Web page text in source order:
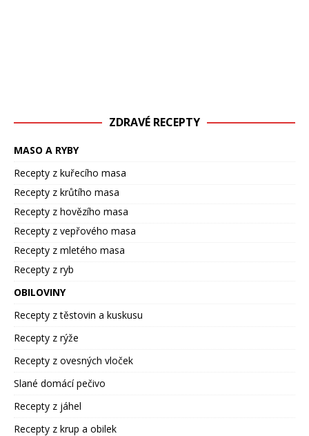
ZDRAVÉ RECEPTY
MASO A RYBY
Recepty z kuřecího masa
Recepty z krůtího masa
Recepty z hovězího masa
Recepty z vepřového masa
Recepty z mletého masa
Recepty z ryb
OBILOVINY
Recepty z těstovin a kuskusu
Recepty z rýže
Recepty z ovesných vloček
Slané domácí pečivo
Recepty z jáhel
Recepty z krup a obilek